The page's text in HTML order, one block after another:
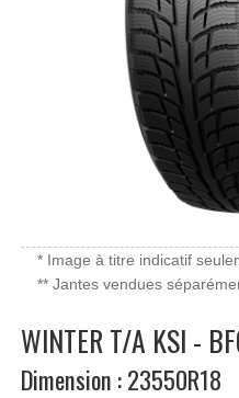
* Image à titre indicatif
** Jantes vendues
WINTER T/A KSI -
Dimension : 23550R18